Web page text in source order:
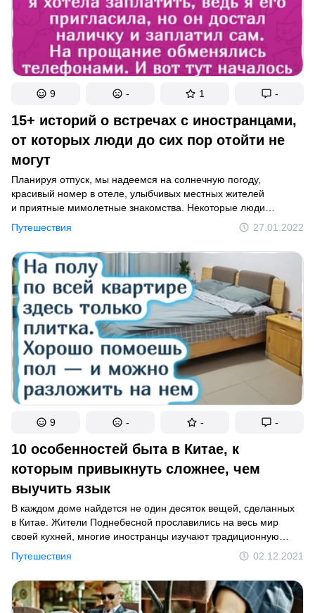
15+ историй о встречах с иностранцами,
от которых люди до сих пор отойти не
могут
Путешествия 27.01.2022
Планируя отпуск, мы надеемся на солнечную погоду,
красивый номер в отеле, улыбчивых местных жителей
и приятные мимолетные знакомства. Некоторые люди
находят в поездках настоящих друзей или даже встречают
любовь всей своей жизни. А другие приходят в шок от нравов
других туристов и не могут об этом молчать.
9 - 1 -
10 особенностей быта в Китае, к
которым привыкнуть сложнее, чем
выучить язык
Путешествия 02.12.2021
В каждом доме найдется не один десяток вещей, сделанных
в Китае. Жители Поднебесной прославились на весь мир
своей кухней, многие иностранцы изучают традиционную
медицину этой страны, а в разных университетах мира читают
лекции по китайской философии. Несмотря на то что
в обычное время на улицах всех столиц множество гостей
с этих азиатских территорий, мы очень мало знаем
о повседневной рутине и быте китайцев.
9 - - -